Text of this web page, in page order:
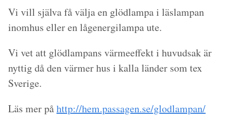
Vi vill själva få välja en glödlampa i läslampan
inomhus eller en lågenergilampa ute.
Vi vet att glödlampans värmeeffekt i huvudsak är
nyttig då den värmer hus i kalla länder som tex
Sverige.
Läs mer påhttp://hem.passagen.se/glodlampan/